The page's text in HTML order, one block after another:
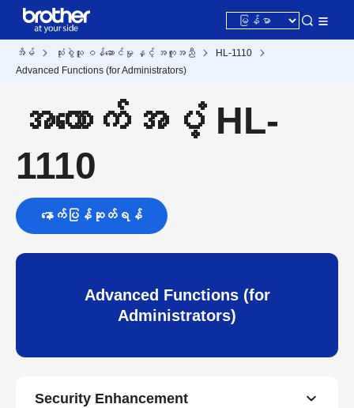
အိမ် သုံးစွဲသူ ဝန်ဆောင်မှု နှင့် အကူအညီ
HL-1110
Advanced Functions (for Administrators)
အထောက်အပံ့ HL-
1110
နောက်ပြန်ဆုတ်ရန်
Advanced Functions (for
Administrators)
Security Enhancement